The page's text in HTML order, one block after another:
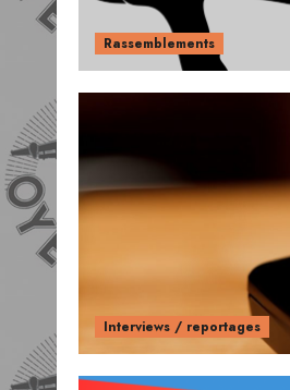
Rassemblements
Interviews / reportages